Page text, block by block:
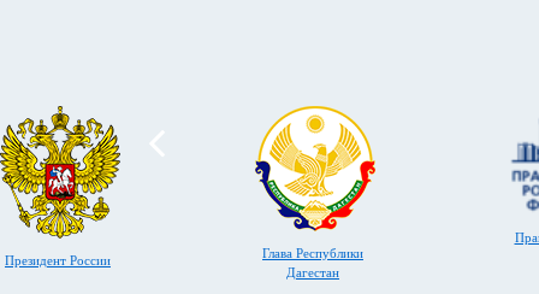
Президент России
Глава Республики
Дагестан